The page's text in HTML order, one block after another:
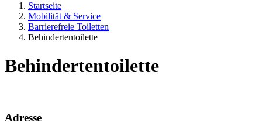
Startseite
Mobilität & Service
Barrierefreie Toiletten
Behindertentoilette
Behindertentoilette
Adresse